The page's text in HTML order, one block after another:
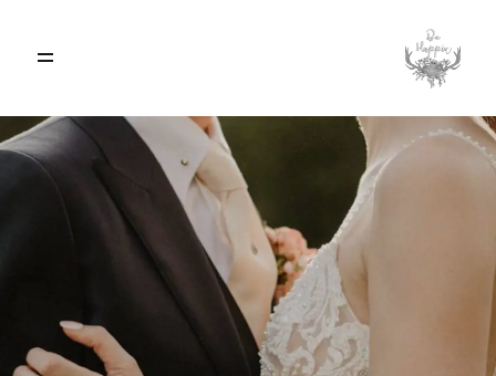
ACCUEIL
A PROPOS
BLOG
PRESTATIONS & TARIFS
RÉALISATIONS